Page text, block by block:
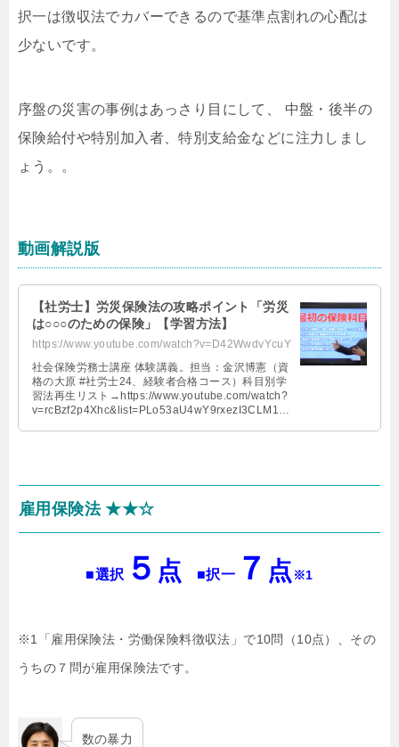
択一は徴収法でカバーできるので基準点割れの心配は
少ないです。
序盤の災害の事例はあっさり目にして、 中盤・後半の
保険給付や特別加入者、特別支給金などに注力しまし
ょう。。
動画解説版
【社労士】労災保険法の攻略ポイント「労災
は○○○のための保険」【学習方法】
https://www.youtube.com/watch?v=D42WwdvYcuY
社会保険労務士講座 体験講義。担当：金沢博憲（資
格の大原 #社労士24、経験者合格コース）科目別学
習法再生リスト→https://www.youtube.com/watch?
v=rcBzf2p4Xhc&list=PLo53aU4wY9rxezI3CLM1jI
雇用保険法 ★★☆
■選択 ５ 点 ■択一 ７ 点 ※1
※1「雇用保険法・労働保険料徴収法」で10問（10点）、その
うちの７問が雇用保険法です。
数の暴力